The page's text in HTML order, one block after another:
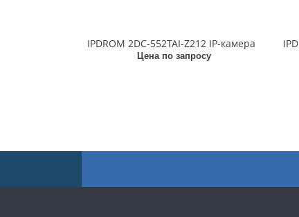
IPDROM 2DC-552TAI-Z212 IP-камера
Цена по запросу